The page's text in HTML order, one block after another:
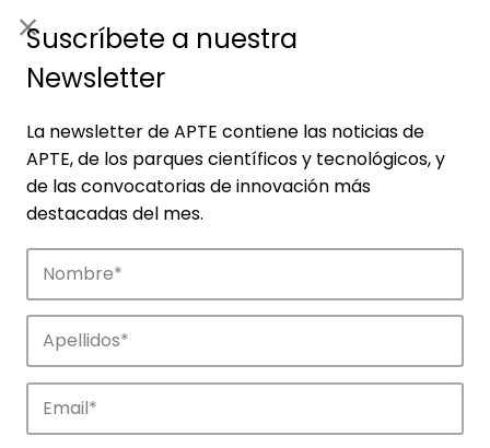
Empresas
Descubre las empresas que impulsan la
innovación en los parques de APTE.
Suscríbete a nuestra
Newsletter
La newsletter de APTE contiene las noticias de
APTE, de los parques científicos y tecnológicos, y
de las convocatorias de innovación más
destacadas del mes.